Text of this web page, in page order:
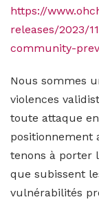
https://
releases/2023/
community-
Nous sommes
violences
toute attaque
positionnement
tenons à porter
que subissent
vulnérabilités